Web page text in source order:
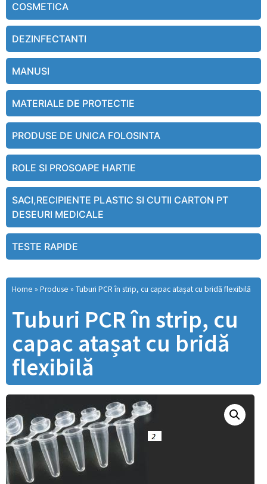
COSMETICA
DEZINFECTANTI
MANUSI
MATERIALE DE PROTECTIE
PRODUSE DE UNICA FOLOSINTA
ROLE SI PROSOAPE HARTIE
SACI,RECIPIENTE PLASTIC SI CUTII CARTON PT
DESEURI MEDICALE
TESTE RAPIDE
Home » Produse » Tuburi PCR în strip, cu capac atașat cu bridă flexibilă
Tuburi PCR în strip, cu
capac atașat cu bridă
flexibilă